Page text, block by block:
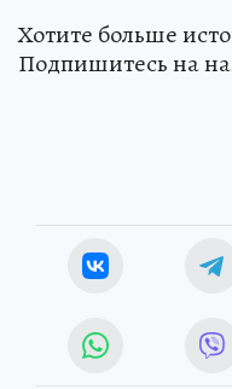
Хотите больше
Подпишитесь на